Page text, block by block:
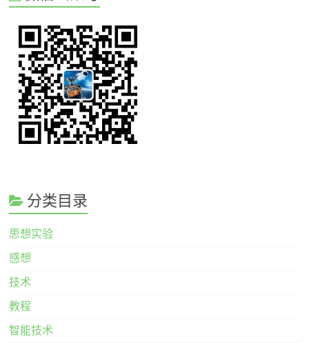
分类目录
思想实验
感想
技术
教程
智能技术